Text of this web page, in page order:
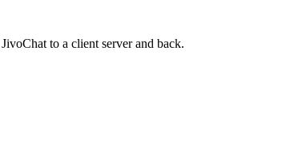
to a client server and back.